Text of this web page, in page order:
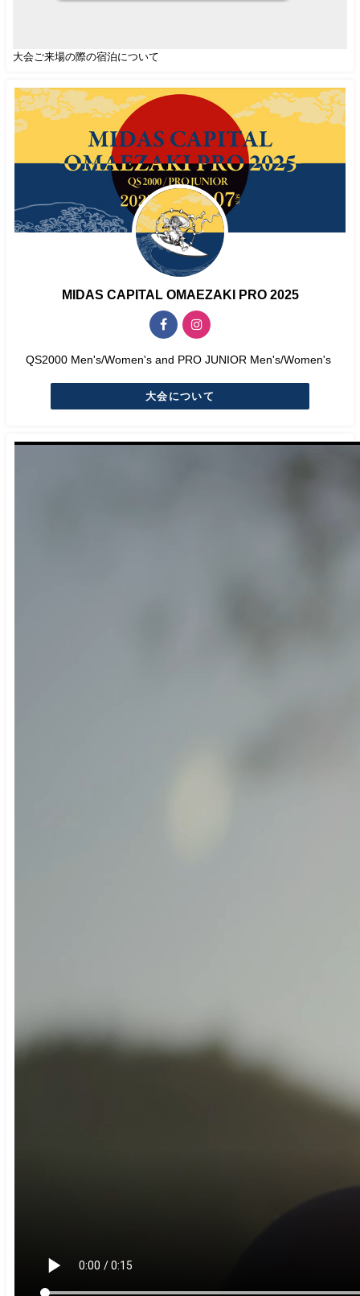
大会ご来場の際の宿泊について
MIDAS CAPITAL OMAEZAKI PRO 2025
QS2000 Men's/Women's and PRO JUNIOR Men's/Women's
大会について